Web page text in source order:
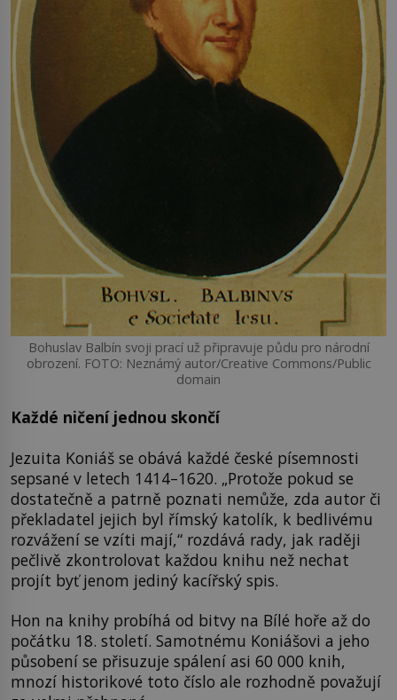
Bohuslav Balbín svoji prací už připravuje půdu pro národní
obrození. FOTO: Neznámý autor/Creative Commons/Public
domain
Každé ničení jednou skončí
Jezuita Koniáš se obává každé české písemnosti
sepsané v letech 1414–1620. „Protože pokud se
dostatečně a patrně poznati nemůže, zda autor či
překladatel jejich byl římský katolík, k bedlivému
rozvážení se vzíti mají,“ rozdává rady, jak raději
pečlivě zkontrolovat každou knihu než nechat
projít byť jenom jediný kacířský spis.
Hon na knihy probíhá od bitvy na Bílé hoře až do
počátku 18. století. Samotnému Koniášovi a jeho
působení se přisuzuje spálení asi 60 000 knih,
mnozí historikové toto číslo ale rozhodně považují